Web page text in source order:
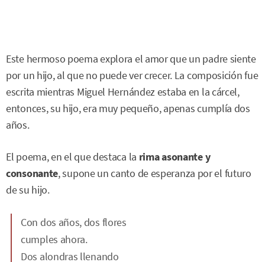
Este hermoso poema explora el amor que un padre siente
por un hijo, al que no puede ver crecer. La composición fue
escrita mientras Miguel Hernández estaba en la cárcel,
entonces, su hijo, era muy pequeño, apenas cumplía dos
años.
El poema, en el que destaca la rima asonante y
consonante, supone un canto de esperanza por el futuro
de su hijo.
Con dos años, dos flores
cumples ahora.
Dos alondras llenando